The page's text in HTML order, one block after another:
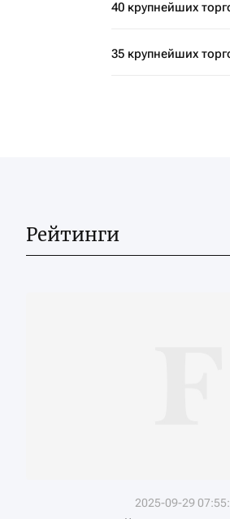
40 крупнейших
35 крупнейших
Рейтинги
2025-09-29